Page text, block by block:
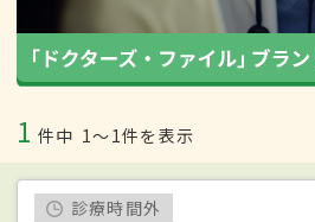
1 件中 1〜1件を表示
診療時間外